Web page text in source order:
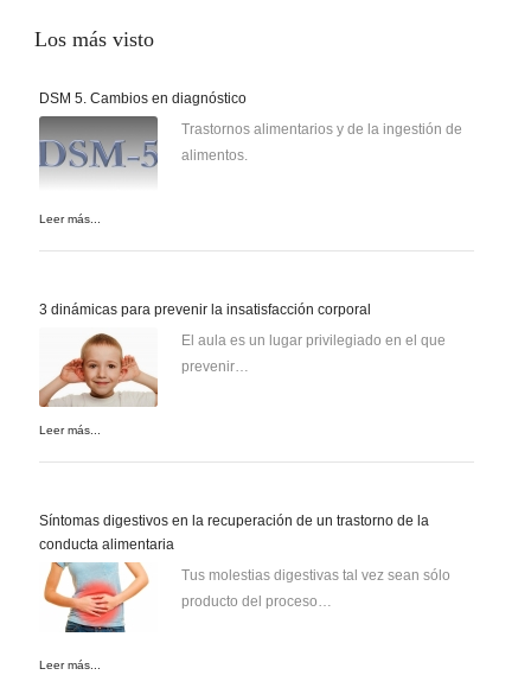
Los más visto
DSM 5. Cambios en diagnóstico
Trastornos alimentarios y de la ingestión de
alimentos.
Leer más...
3 dinámicas para prevenir la insatisfacción corporal
El aula es un lugar privilegiado en el que
prevenir…
Leer más...
Síntomas digestivos en la recuperación de un trastorno de la
conducta alimentaria
Tus molestias digestivas tal vez sean sólo
producto del proceso…
Leer más...